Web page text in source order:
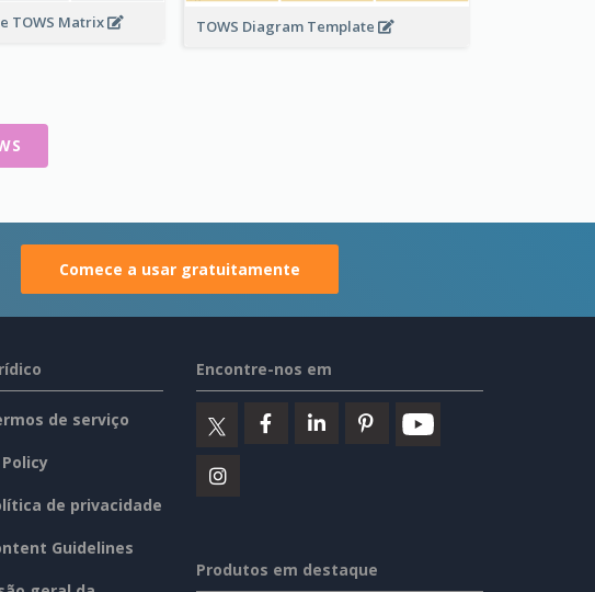
TOWS Matrix TOWS Diagram Template
Comece a usar gratuitamente
de serviço
de privacidade
Guidelines
Encontre-nos em
Produtos em destaque